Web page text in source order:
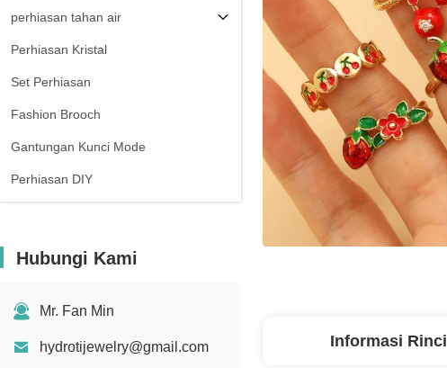
perhiasan tahan air
Perhiasan Kristal
Set Perhiasan
Fashion Brooch
Gantungan Kunci Mode
Perhiasan DIY
Hubungi Kami
Mr. Fan Min
hydrotijewelry@gmail.com Informasi Rinci